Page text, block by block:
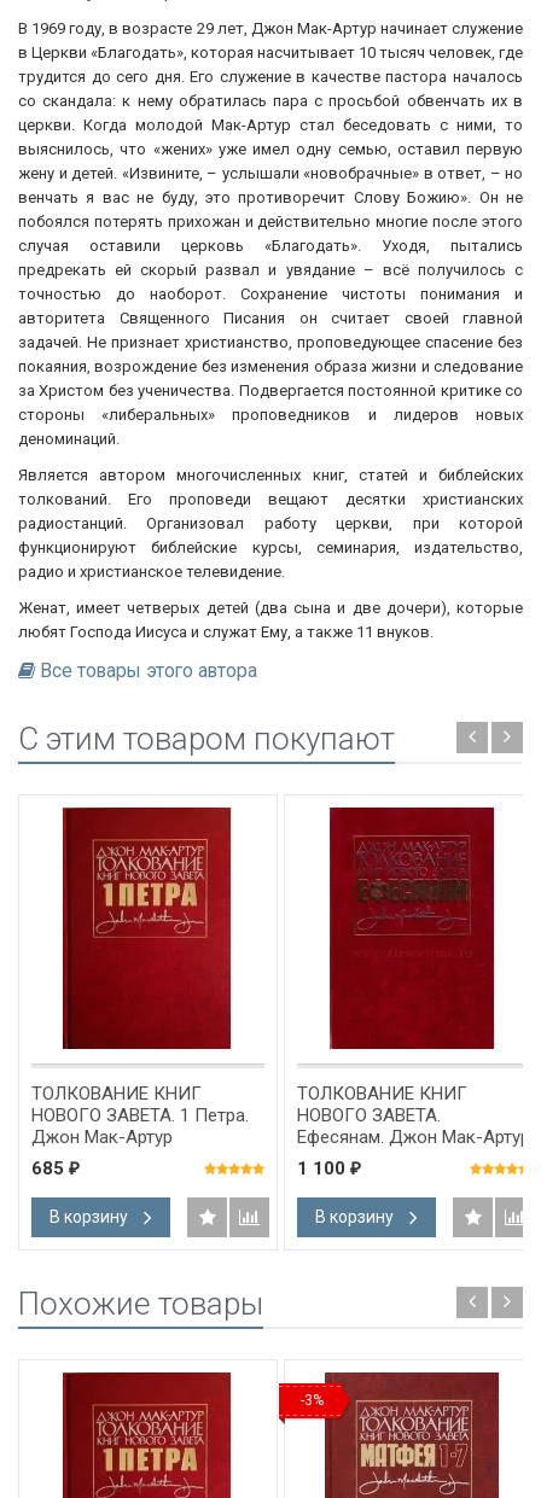
В 1969 году, в возрасте 29 лет, Джон Мак-Артур начинает служение
в Церкви «Благодать», которая насчитывает 10 тысяч человек, где
трудится до сего дня. Его служение в качестве пастора началось
со скандала: к нему обратилась пара с просьбой обвенчать их в
церкви. Когда молодой Мак-Артур стал беседовать с ними, то
выяснилось, что «жених» уже имел одну семью, оставил первую
жену и детей. «Извините, – услышали «новобрачные» в ответ, – но
венчать я вас не буду, это противоречит Слову Божию». Он не
побоялся потерять прихожан и действительно многие после этого
случая оставили церковь «Благодать». Уходя, пытались
предрекать ей скорый развал и увядание – всё получилось с
точностью до наоборот. Сохранение чистоты понимания и
авторитета Священного Писания он считает своей главной
задачей. Не признает христианство, проповедующее спасение без
покаяния, возрождение без изменения образа жизни и следование
за Христом без ученичества. Подвергается постоянной критике со
стороны «либеральных» проповедников и лидеров новых
деноминаций.
Является автором многочисленных книг, статей и библейских
толкований. Его проповеди вещают десятки христианских
радиостанций. Организовал работу церкви, при которой
функционируют библейские курсы, семинария, издательство,
радио и христианское телевидение.
Женат, имеет четверых детей (два сына и две дочери), которые
любят Господа Иисуса и служат Ему, а также 11 внуков.
Все товары этого автора
C этим товаром покупают
ТОЛКОВАНИЕ КНИГ
НОВОГО ЗАВЕТА. 1 Петра.
Джон Мак-Артур
685 ₽
В корзину
ТОЛКОВАНИЕ КНИГ
НОВОГО ЗАВЕТА.
Ефесянам. Джон Мак-Артур
1 100 ₽
В корзину
Похожие товары
-3%